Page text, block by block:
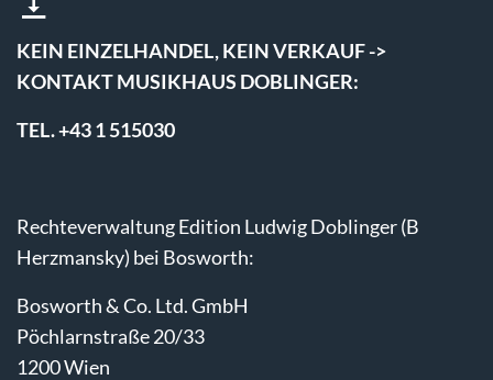
KEIN EINZELHANDEL, KEIN VERKAUF ->
KONTAKT MUSIKHAUS DOBLINGER:
TEL. +43 1 515030
Rechteverwaltung Edition Ludwig Doblinger (B
Herzmansky) bei Bosworth:
Bosworth & Co. Ltd. GmbH
Pöchlarnstraße 20/33
1200 Wien